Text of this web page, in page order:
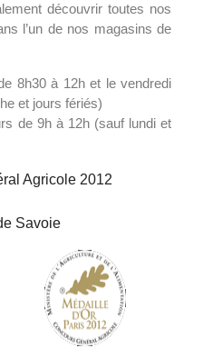
découvrir toutes nos
l’un de nos magasins de
8h30 à 12h et le vendredi
et jours fériés)
de 9h à 12h (sauf lundi et
Agricole 2012
Savoie